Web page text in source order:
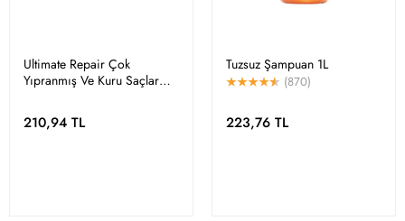
Ultimate Repair Çok
Yıpranmış Ve Kuru Saçlar
210,94 TL
Tuzsuz Şampuan 1L
(870)
223,76 TL